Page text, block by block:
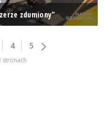
zdumiony"
4 5
stronach